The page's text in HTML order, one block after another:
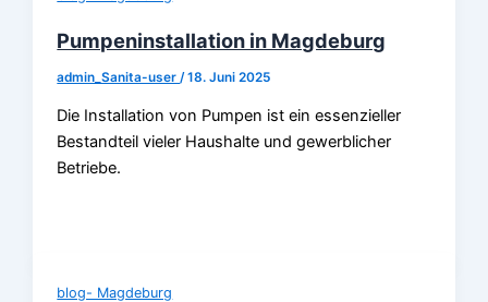
Pumpeninstallation in Magdeburg
admin_Sanita-user /18. Juni 2025
Die Installation von Pumpen ist ein essenzieller
Bestandteil vieler Haushalte und gewerblicher
Betriebe.
blog- Magdeburg